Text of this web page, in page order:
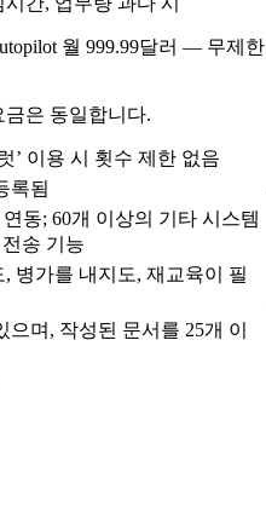
월 999.99달러 — 무제한
금은 동일합니다.
’ 이용 시 횟수 제한 없음
록됨
연동; 60개 이상의 기타 시스템
송 기능
병가를 내지도, 재교육이 필
며, 작성된 문서를 25개 이